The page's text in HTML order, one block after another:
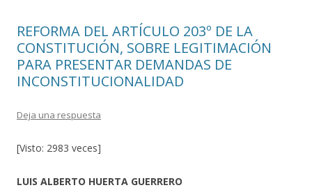
REFORMA DEL ARTÍCULO 203º DE LA
CONSTITUCIÓN, SOBRE LEGITIMACIÓN
PARA PRESENTAR DEMANDAS DE
INCONSTITUCIONALIDAD
Deja una respuesta
[Visto: 2983 veces]
LUIS ALBERTO HUERTA GUERRERO